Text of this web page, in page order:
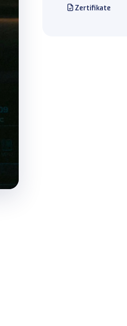
Zertifikate